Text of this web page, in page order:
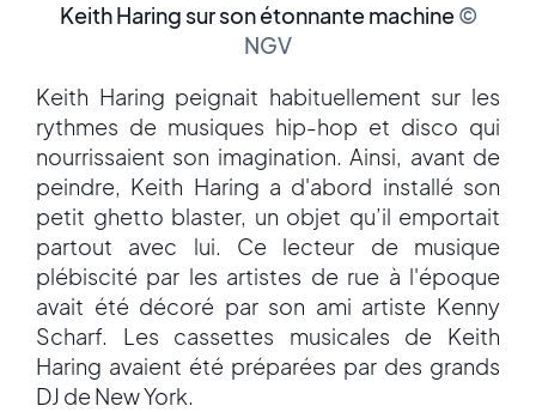
Keith Haring sur son étonnante machine©
NGV
Keith Haring peignait habituellement sur les
rythmes de musiques hip-hop et disco qui
nourrissaient son imagination. Ainsi, avant de
peindre, Keith Haring a d'abord installé son
petit ghetto blaster, un objet qu’il emportait
partout avec lui. Ce lecteur de musique
plébiscité par les artistes de rue à l'époque
avait été décoré par son ami artiste Kenny
Scharf. Les cassettes musicales de Keith
Haring avaient été préparées par des grands
DJ de New York.